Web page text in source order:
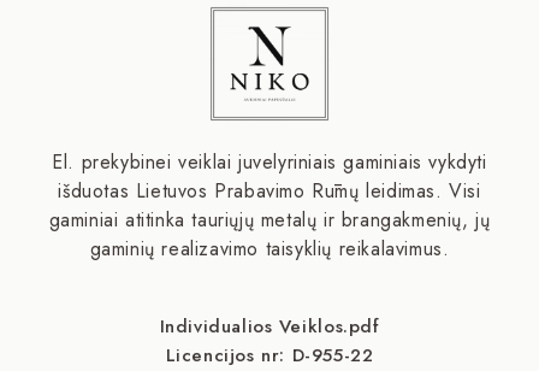
El. prekybinei veiklai juvelyriniais gaminiais vykdyti
išduotas Lietuvos Prabavimo Rūmų leidimas. Visi
gaminiai atitinka tauriųjų metalų ir brangakmenių, jų
gaminių realizavimo taisyklių reikalavimus.
Individualios Veiklos.pdf
Licencijos nr: D-955-22